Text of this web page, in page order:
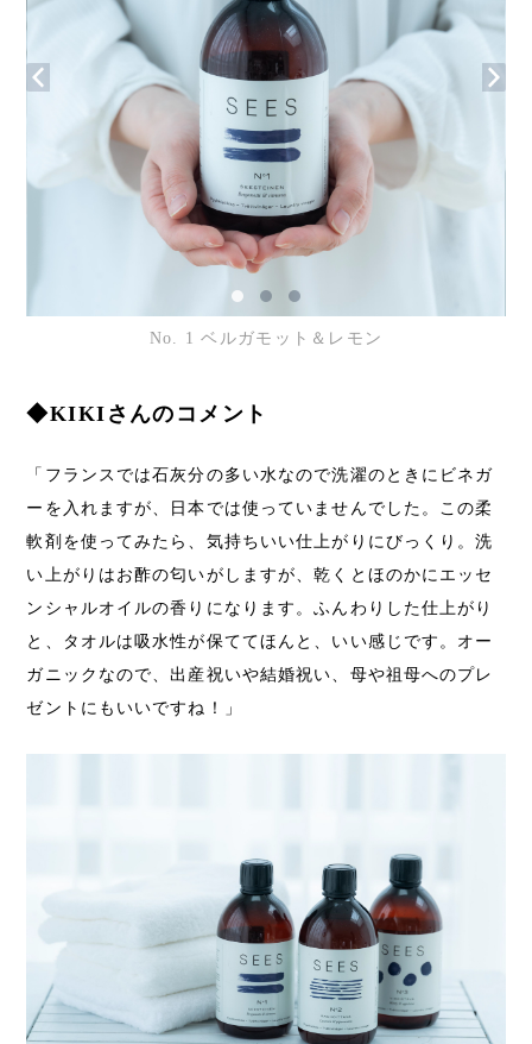
No. 1 ベルガモット＆レモン
◆KIKIさんのコメント
「フランスでは石灰分の多い水なので洗濯のときにビネガ
ーを入れますが、日本では使っていませんでした。この柔
軟剤を使ってみたら、気持ちいい仕上がりにびっくり。洗
い上がりはお酢の匂いがしますが、乾くとほのかにエッセ
ンシャルオイルの香りになります。ふんわりした仕上がり
と、タオルは吸水性が保ててほんと、いい感じです。オー
ガニックなので、出産祝いや結婚祝い、母や祖母へのプレ
ゼントにもいいですね！」